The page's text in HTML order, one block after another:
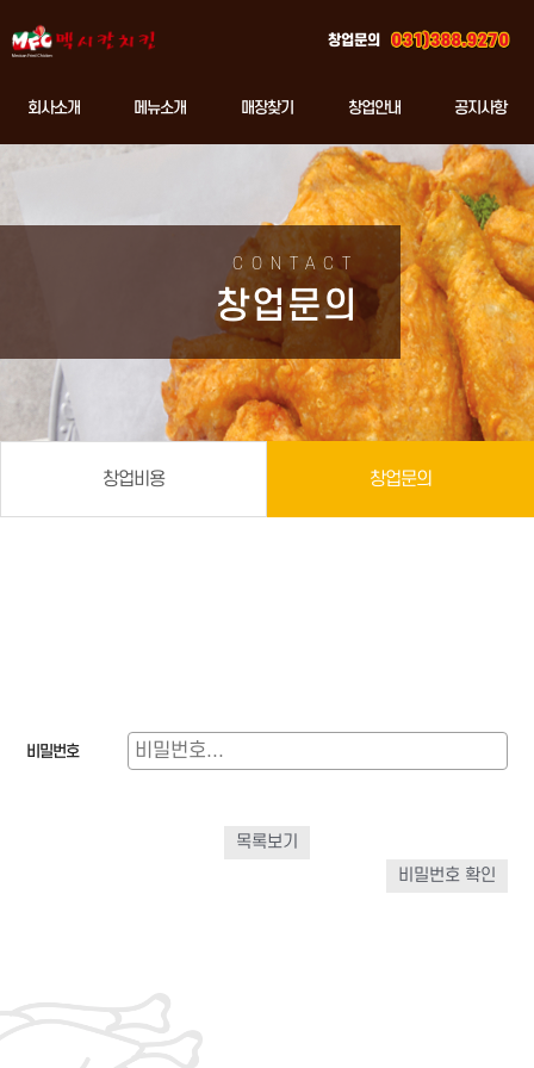
회사소개 메뉴소개 매장찾기 창업안내 공지사항
창업문의
CONTACT
창업문의
창업비용 창업문의
비밀번호
목록보기
비밀번호 확인